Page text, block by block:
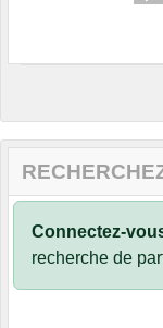
Connectez-
recherche de